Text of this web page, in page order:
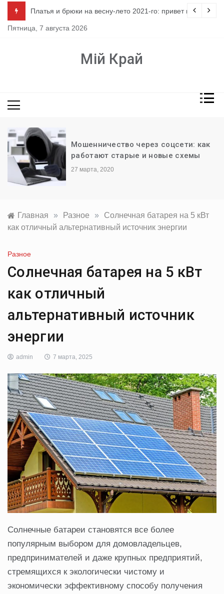
содержимому
Платья и брюки на весну-лето 2021-го: привет из 80-х
Пятница, 7 августа 2026
Мій Край
Мошенничество через соцсети: как
работают старые и новые схемы
27 марта, 2020
Главная » Разное »
Солнечная батарея на 5 кВт
как отличный альтернативный источник энергии
Разное
Солнечная батарея на 5 кВт
как отличный
альтернативный источник
энергии
admin 7 марта, 2025
Солнечные батареи становятся все более
популярным выбором для домовладельцев,
предпринимателей и даже крупных предприятий,
стремящихся к экологически чистому и
экономически эффективному способу получения